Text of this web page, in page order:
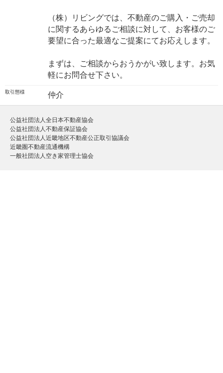
（株）リビングでは、不動産のご購入・ご売却
に関するあらゆるご相談に対して、お客様のご
要望に合った最適なご提案にてお応えします。
まずは、ご相談からおうかがい致します。お気
軽にお問合せ下さい。
取引態様 仲介
公益社団法人全日本不動産協会
公益社団法人不動産保証協会
公益社団法人近畿地区不動産公正取引協議会
近畿圏不動産流通機構
一般社団法人空き家管理士協会